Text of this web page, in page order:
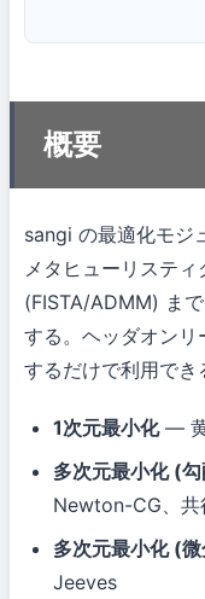
概要
sangi の最適化モジ
メタヒューリステ
(FISTA/ADMM) ま
する。ヘッダオンリ
するだけで利用でき
1次元最小化— 黄
多次元最小化 (
Newton-CG、共
多次元最小化 (
Jeeves